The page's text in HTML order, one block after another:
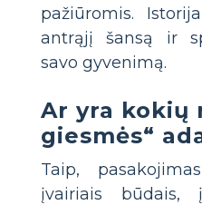
pažiūromis.
antrąjį šansą ir
savo gyvenimą.
Ar yra kokių
giesmės“
Taip,
įvairiais būdais,